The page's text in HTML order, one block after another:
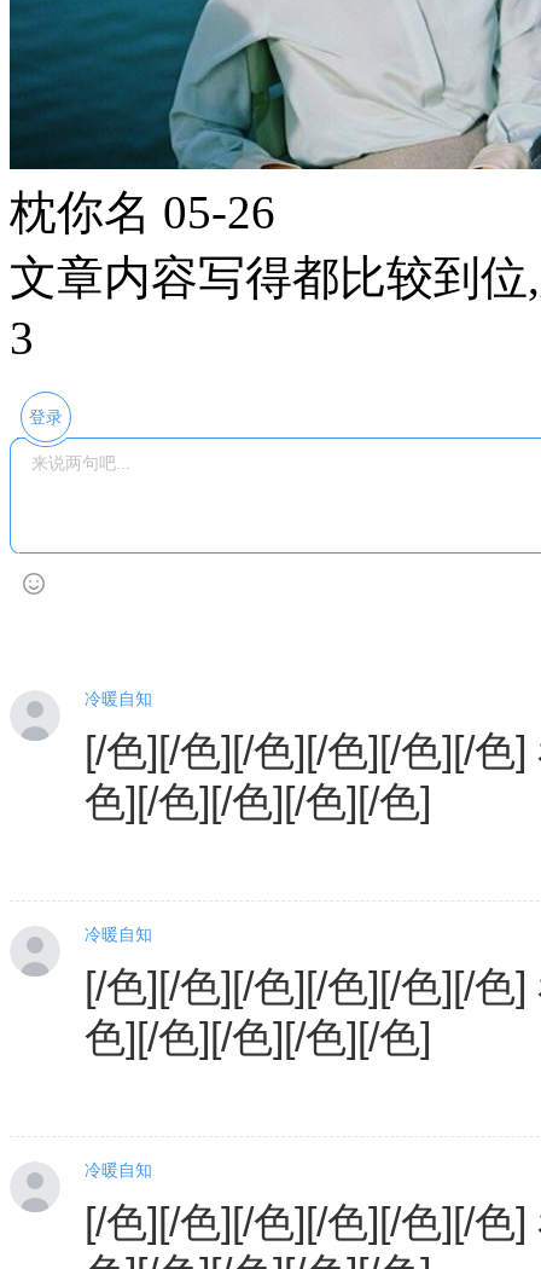
枕你名 05-26
文章内容写得都比较到
3
登录
冷暖自知
[/色][/色][/色][/色][/色][/色
色][/色][/色][/色][/色]
冷暖自知
[/色][/色][/色][/色][/色][/色
色][/色][/色][/色][/色]
冷暖自知
[/色][/色][/色][/色][/色][/色